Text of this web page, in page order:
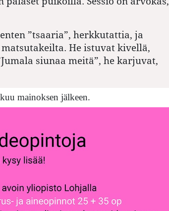
”tsaaria”, herkkutattia, ja
He istuvat kivellä,
siunaa meitä”, he karjuvat,
mainoksen jälkeen.